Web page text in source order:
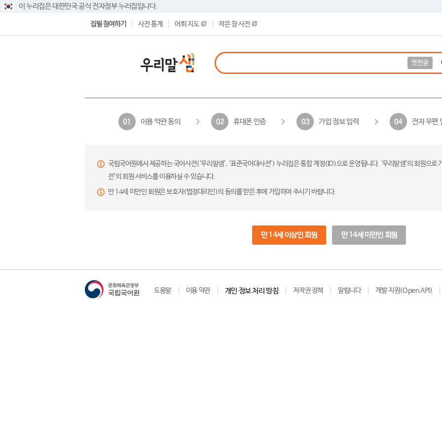
이 누리집은 대한민국 공식 전자정부 누리집입니다.
집필 참여하기 사전 통계 어휘 지도 작은 창 사전
옛한글
01 이용 약관 동의 02 휴대폰 인증 03 가입 정보 입력 04 전자 우편
국립국어원에서 제공하는 국어사전(‘우리말샘’, ‘표준국어대사전’) 누리집은 통합 계정(ID)으로 운영됩니다. ‘우리말샘’의 회원으
전’의 회원 서비스를 이용하실 수 있습니다.
만 14세 미만인 회원은 보호자(법정대리인)의 동의를 받은 후에 가입하여 주시기 바랍니다.
만 14세 이상인 회원 만 14세 미만인 회원
도움말 이용 약관 개인 정보 처리 방침 저작권 정책 알립니다 개발 지원(Open API)